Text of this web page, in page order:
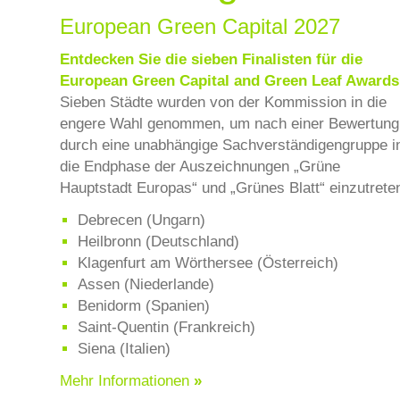
European Green Capital 2027
Entdecken Sie die sieben Finalisten für die
European Green Capital and Green Leaf Awards
Sieben Städte wurden von der Kommission in die
engere Wahl genommen, um nach einer Bewertung
durch eine unabhängige Sachverständigengruppe
die Endphase der Auszeichnungen „Grüne
Hauptstadt Europas“ und „Grünes Blatt“
Debrecen (Ungarn)
Heilbronn (Deutschland)
Klagenfurt am Wörthersee (Österreich)
Assen (Niederlande)
Benidorm (Spanien)
Saint-Quentin (Frankreich)
Siena (Italien)
Mehr Informationen»